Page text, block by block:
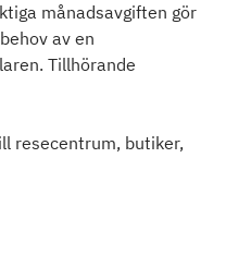
månadsavgiften gör
av en
Tillhörande
resecentrum, butiker,